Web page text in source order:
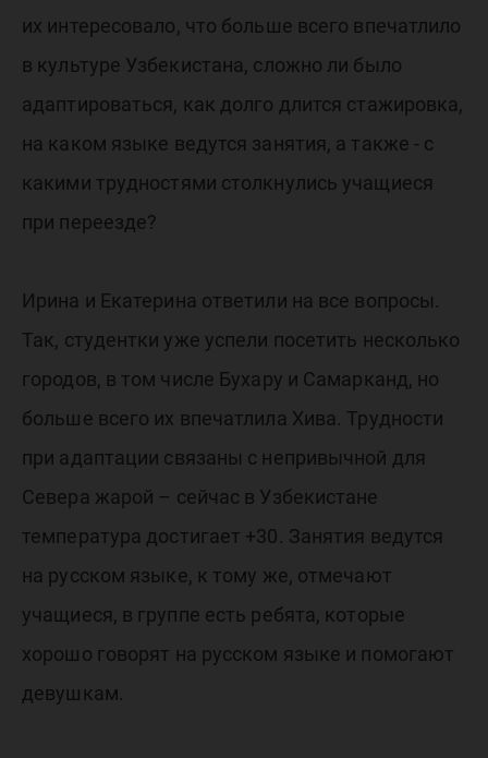
их интересовало, что больше всего впечатлило
в культуре Узбекистана, сложно ли было
адаптироваться, как долго длится стажировка,
на каком языке ведутся занятия, а также - с
какими трудностями столкнулись учащиеся
при переезде?
Ирина и Екатерина ответили на все вопросы.
Так, студентки уже успели посетить несколько
городов, в том числе Бухару и Самарканд, но
больше всего их впечатлила Хива. Трудности
при адаптации связаны с непривычной для
Севера жарой – сейчас в Узбекистане
температура достигает +30. Занятия ведутся
на русском языке, к тому же, отмечают
учащиеся, в группе есть ребята, которые
хорошо говорят на русском языке и помогают
девушкам.